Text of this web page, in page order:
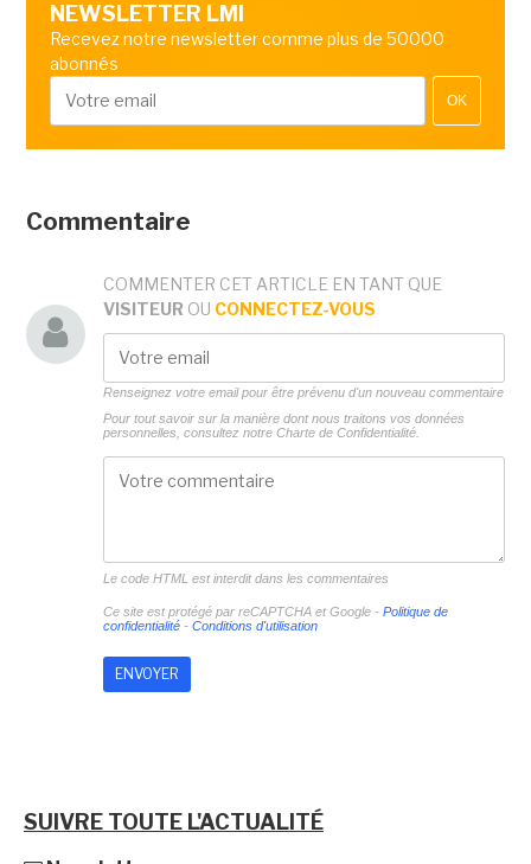
NEWSLETTER LMI
Recevez notre newsletter comme plus de 50000
abonnés
OK
Commentaire
COMMENTER CET ARTICLE EN TANT QUE
VISITEUR OU CONNECTEZ-VOUS
Renseignez votre email pour être prévenu d'un nouveau commentaire
Pour tout savoir sur la manière dont nous traitons vos données
personnelles, consultez notre Charte de Confidentialité.
Le code HTML est interdit dans les commentaires
Ce site est protégé par reCAPTCHA et Google - Politique de
confidentialité- Conditions d'utilisation
SUIVRE TOUTE L'ACTUALITÉ